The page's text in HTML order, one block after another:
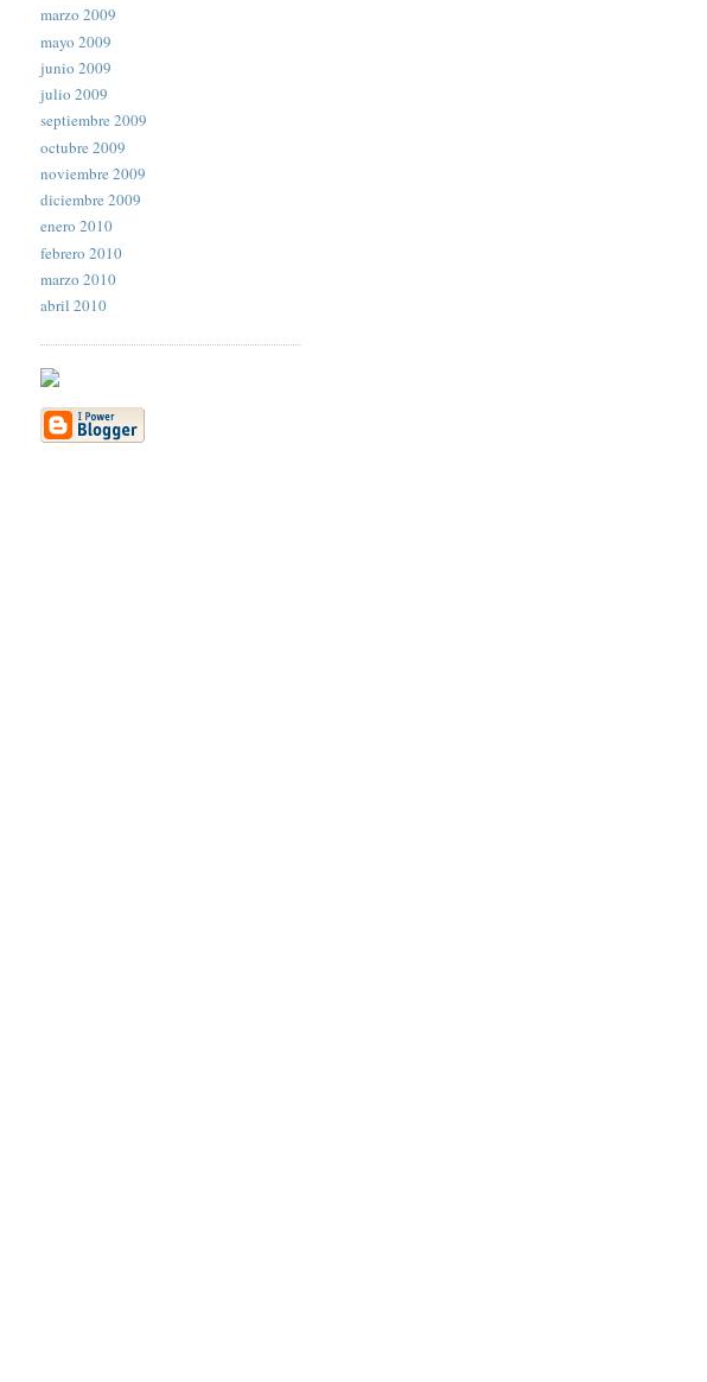
marzo 2009
mayo 2009
junio 2009
julio 2009
septiembre 2009
octubre 2009
noviembre 2009
diciembre 2009
enero 2010
febrero 2010
marzo 2010
abril 2010